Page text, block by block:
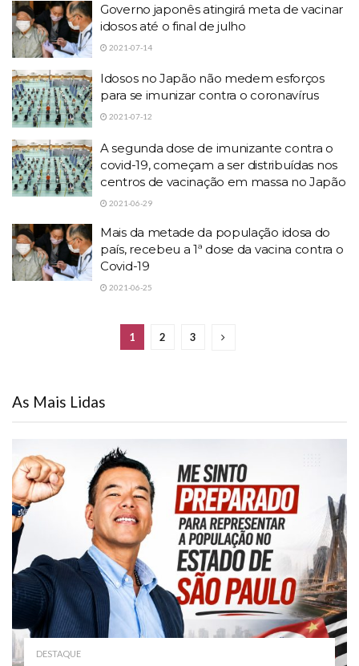
Governo japonês atingirá meta de vacinar
idosos até o final de julho
2021-07-14
Idosos no Japão não medem esforços
para se imunizar contra o coronavírus
2021-07-12
A segunda dose de imunizante contra o
covid-19, começam a ser distribuídas nos
centros de vacinação em massa no Japão
2021-06-29
Mais da metade da população idosa do
país, recebeu a 1ª dose da vacina contra o
Covid-19
2021-06-25
1 2 3
As Mais Lidas
DESTAQUE